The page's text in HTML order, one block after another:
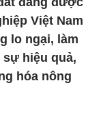
Việt Nam
lo ngại, làm
hiệu quả,
hóa nông